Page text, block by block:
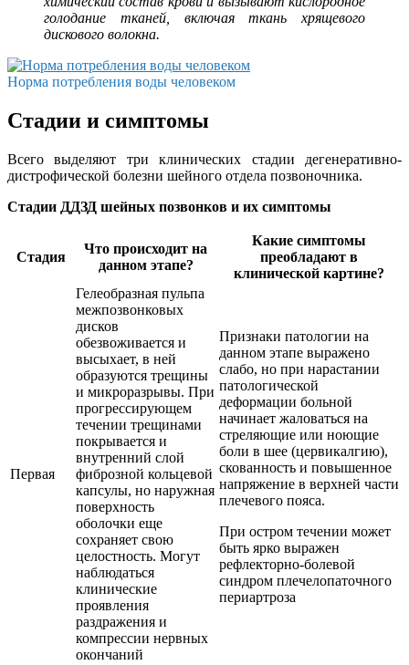
голодание тканей, включая ткань хрящевого
дискового волокна.
Норма потребления воды человеком
Стадии и симптомы
Всего выделяют три клинических стадии дегенеративно-
дистрофической болезни шейного отдела позвоночника.
Стадии ДДЗД шейных позвонков и их симптомы
Стадия
Что происходит на
данном этапе?
Какие симптомы
преобладают в
клинической картине?
Первая
Гелеобразная пульпа
межпозвонковых
дисков
обезвоживается и
высыхает, в ней
образуются трещины
и микроразрывы. При
прогрессирующем
течении трещинами
покрывается и
внутренний слой
фиброзной кольцевой
капсулы, но наружная
поверхность
оболочки еще
сохраняет свою
целостность. Могут
наблюдаться
клинические
проявления
раздражения и
компрессии нервных
окончаний
Признаки патологии на
данном этапе выражено
слабо, но при нарастании
патологической
деформации больной
начинает жаловаться на
стреляющие или ноющие
боли в шее (цервикалгию),
скованность и повышенное
напряжение в верхней части
плечевого пояса.
При остром течении может
быть ярко выражен
рефлекторно-болевой
синдром плечелопаточного
периартроза